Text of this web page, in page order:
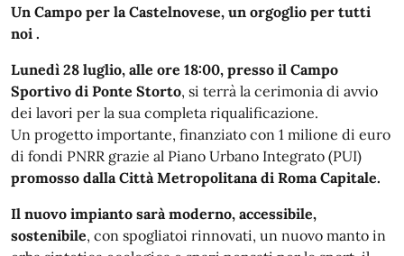
Un Campo per la Castelnovese, un orgoglio per tutti
noi .
Lunedì 28 luglio, alle ore 18:00, presso il Campo
Sportivo di Ponte Storto, si terrà la cerimonia di avvio
dei lavori per la sua completa riqualificazione.
Un progetto importante, finanziato con 1 milione di euro
di fondi PNRR grazie al Piano Urbano Integrato (PUI)
promosso dalla Città Metropolitana di Roma Capitale.
Il nuovo impianto sarà moderno, accessibile,
sostenibile, con spogliatoi rinnovati, un nuovo manto in